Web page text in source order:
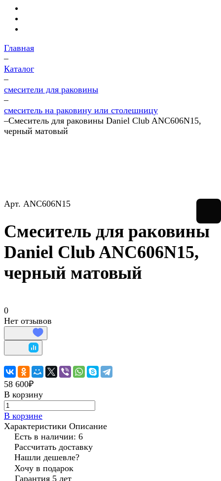
Главная
–
Каталог
–
смесители для раковины
–
смеситель на раковину или столешницу
–Смеситель для раковины Daniel Club ANC606N15,
черный матовый
Арт. ANC606N15
Смеситель для раковины
Daniel Club ANC606N15,
черный матовый
0
Нет отзывов
58 600₽
В корзину
В корзине
Характеристики Описание
Есть в наличии: 6
Рассчитать доставку
Нашли дешевле?
Хочу в подарок
Гарантия 5 лет